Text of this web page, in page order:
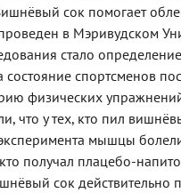
сок помогает
в Мэривудском
стало
спортсменов
физических
что у тех, кто пил
мышцы
получал плацебо-
сок действительно